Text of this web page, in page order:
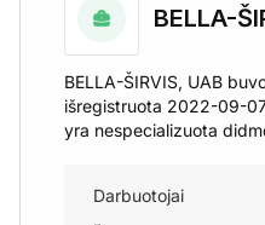
BELLA-
BELLA-ŠIRVIS, UAB
išregistruota 2022-09-
yra nespecializuota
Darbuotojai